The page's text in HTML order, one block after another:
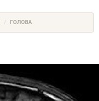
ГОЛОВА